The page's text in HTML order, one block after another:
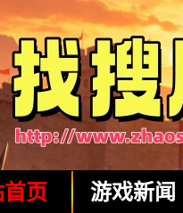
首页 游戏新闻